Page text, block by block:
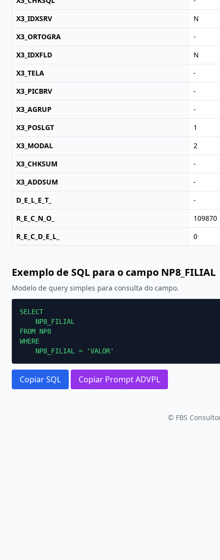
X3_IDXSRV
N
X3_ORTOGRA
-
X3_IDXFLD
N
X3_TELA
-
X3_PICBRV
-
X3_AGRUP
-
X3_POSLGT
1
X3_MODAL
2
X3_CHKSUM
-
X3_ADDSUM
-
D_E_L_E_T_
-
R_E_C_N_O_
109870
R_E_C_D_E_L_
0
Exemplo de SQL para o campo NP8_FILIAL
Modelo de query simples para consulta do campo.
SELECT
    NP8_FILIAL
FROM NP8
WHERE
    NP8_FILIAL = 'VALOR'
Copiar SQL Copiar Prompt ADVPL
© FBS